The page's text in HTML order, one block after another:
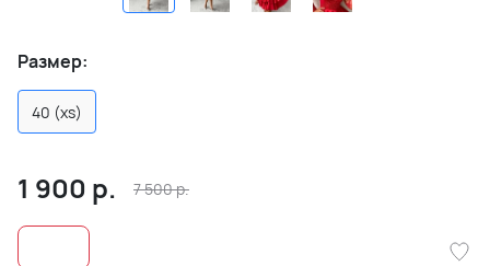
Размер:
40 (xs)
1 900 р. 7 500р.